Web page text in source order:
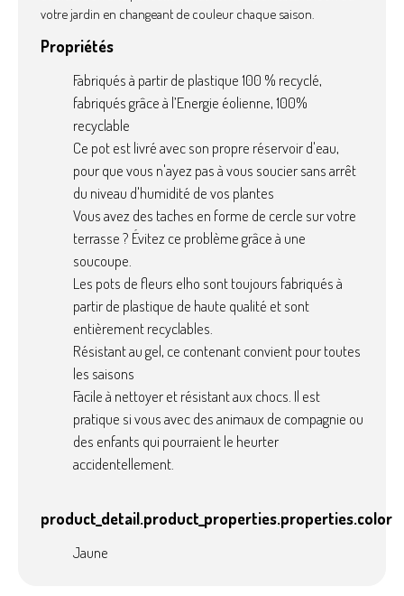
votre jardin en changeant de couleur chaque saison.
Propriétés
Fabriqués à partir de plastique 100 % recyclé,
fabriqués grâce à l’Energie éolienne, 100%
recyclable
Ce pot est livré avec son propre réservoir d'eau,
pour que vous n'ayez pas à vous soucier sans arrêt
du niveau d'humidité de vos plantes
Vous avez des taches en forme de cercle sur votre
terrasse ? Évitez ce problème grâce à une
soucoupe.
Les pots de fleurs elho sont toujours fabriqués à
partir de plastique de haute qualité et sont
entièrement recyclables.
Résistant au gel, ce contenant convient pour toutes
les saisons
Facile à nettoyer et résistant aux chocs. Il est
pratique si vous avec des animaux de compagnie ou
des enfants qui pourraient le heurter
accidentellement.
product_detail.product_properties.properties.color
Jaune